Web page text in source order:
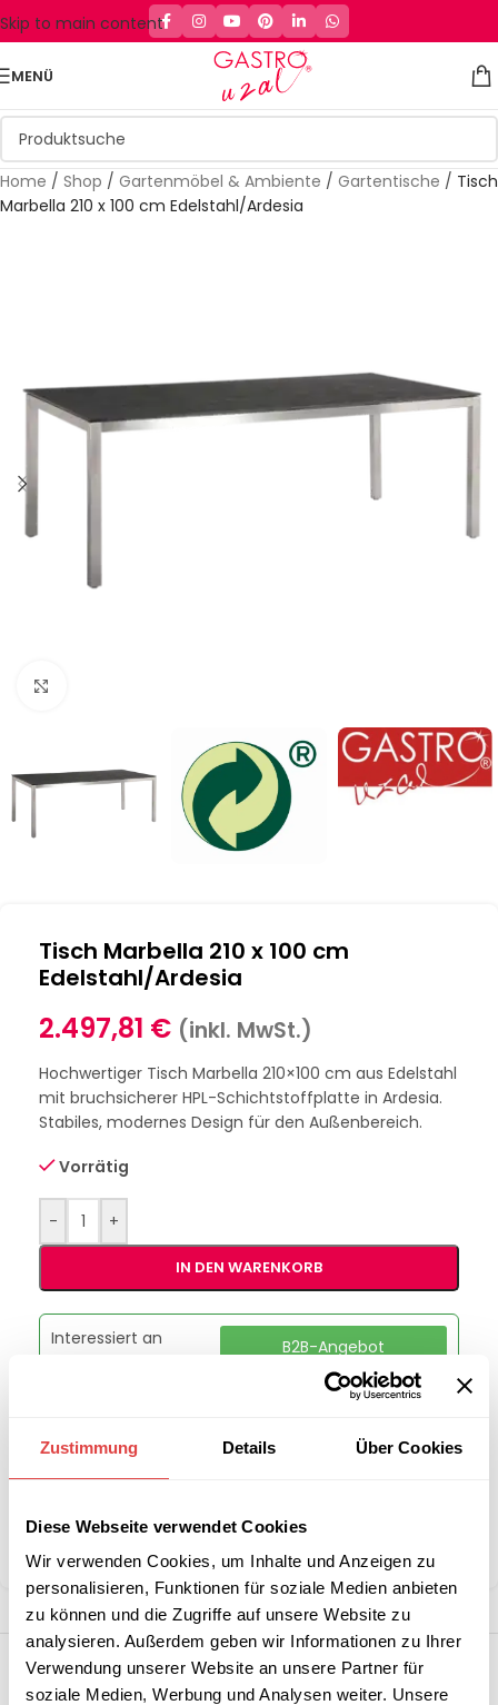
Zustimmung Details Über Cookies
Diese Webseite verwendet Cookies
Wir verwenden Cookies, um Inhalte und Anzeigen zu
personalisieren, Funktionen für soziale Medien anbieten
zu können und die Zugriffe auf unsere Website zu
analysieren. Außerdem geben wir Informationen zu Ihrer
Verwendung unserer Website an unsere Partner für
soziale Medien, Werbung und Analysen weiter. Unsere
Skip to main content
MENÜ
Home / Shop / Gartenmöbel & Ambiente / Gartentische / Tisch
Marbella 210 x 100 cm Edelstahl/Ardesia
Tisch Marbella 210 x 100 cm
Edelstahl/Ardesia
2.497,81 € (inkl. MwSt.)
Hochwertiger Tisch Marbella 210×100 cm aus Edelstahl
mit bruchsicherer HPL-Schichtstoffplatte in Ardesia.
Stabiles, modernes Design für den Außenbereich.
Vorrätig
- +
IN DEN WARENKORB
Interessiert an
B2B-Angebot
Marke:Gastro Uzal
Teilen: